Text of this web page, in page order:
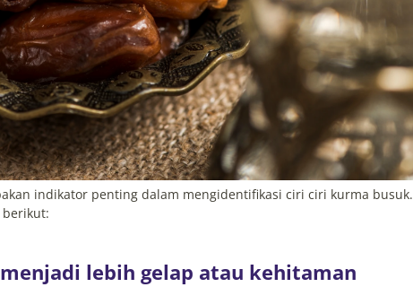
indikator penting dalam mengidentifikasi ciri ciri kurma busuk.
lebih gelap atau kehitaman